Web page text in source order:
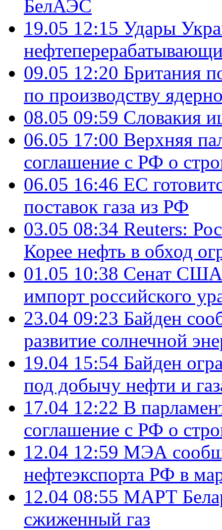
БелАЭС
19.05 12:15 Удары
09.05 12:20 Британия
по производству
08.05 09:59 Словакия
06.05 17:00 Верхняя
соглашение с РФ о
06.05 16:46 ЕС
поставок газа из РФ
03.05 08:34 Reuters:
Корее нефть в обход
01.05 10:38 Сенат США
импорт российского
23.04 09:23 Байден
развитие солнечной
19.04 15:54 Байден
под добычу нефти и
17.04 12:22 В
соглашение с РФ о
12.04 12:59 МЭА
нефтеэкспорта РФ в
12.04 08:55 МАРТ
сжиженный газ